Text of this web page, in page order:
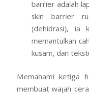
terlihat kusam,
Dehidrasi
barrier adalah
skin barrier
(dehidrasi), ia
kusam, dan